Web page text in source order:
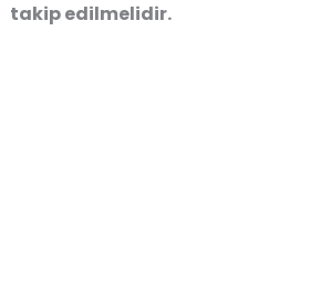
takip edilmelidir.